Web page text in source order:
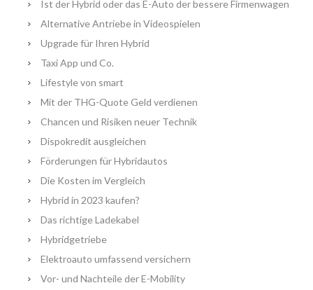
Ist der Hybrid oder das E-Auto der bessere Firmenwagen
Alternative Antriebe in Videospielen
Upgrade für Ihren Hybrid
Taxi App und Co.
Lifestyle von smart
Mit der THG-Quote Geld verdienen
Chancen und Risiken neuer Technik
Dispokredit ausgleichen
Förderungen für Hybridautos
Die Kosten im Vergleich
Hybrid in 2023 kaufen?
Das richtige Ladekabel
Hybridgetriebe
Elektroauto umfassend versichern
Vor- und Nachteile der E-Mobility